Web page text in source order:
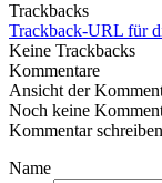
Trackbacks
Trackback-URL für
Keine Trackbacks
Kommentare
Ansicht der
Noch keine
Kommentar schreiben
Name